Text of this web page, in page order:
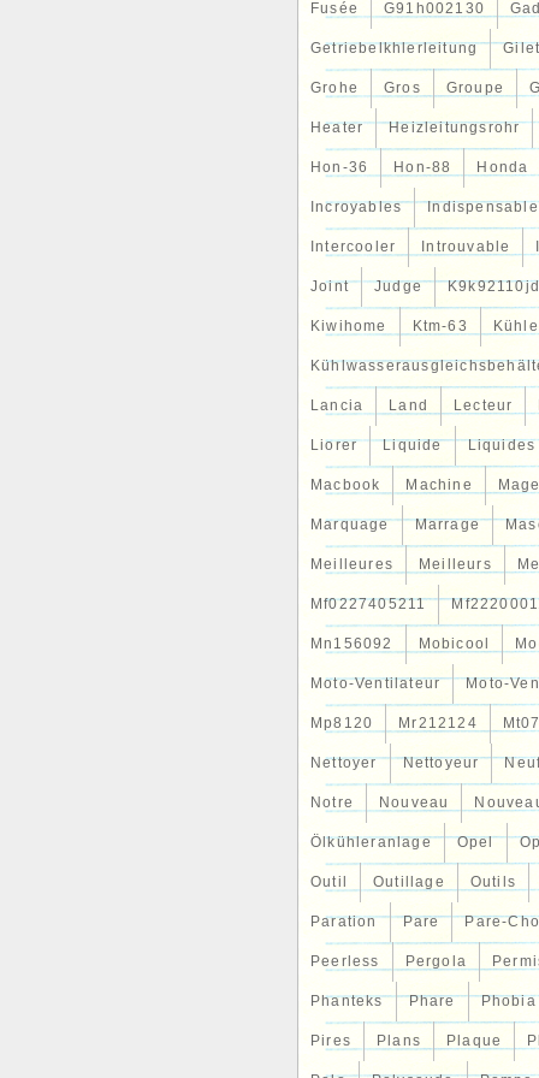
Fusée G91h002130
Getriebelkhlerleitung
Grohe Gros Groupe
Heater Heizleitungsrohr
Hon-36 Hon-88 Honda
Incroyables Indispensable
Intercooler Introuvable
Joint Judge
Kiwihome Ktm-63
Lancia Land Lecteur
Liorer Liquide Liquides
Macbook Machine
Marquage Marrage
Meilleures Meilleurs
Mf0227405211
Mn156092 Mobicool
Moto-Ventilateur Moto-
Mp8120 Mr212124 Mt07
Nettoyer Nettoyeur
Notre Nouveau
Ölkühleranlage Opel
Outil Outillage Outils
Paration Pare Pare-
Peerless Pergola
Phanteks Phare Phobia
Pires Plans Plaque